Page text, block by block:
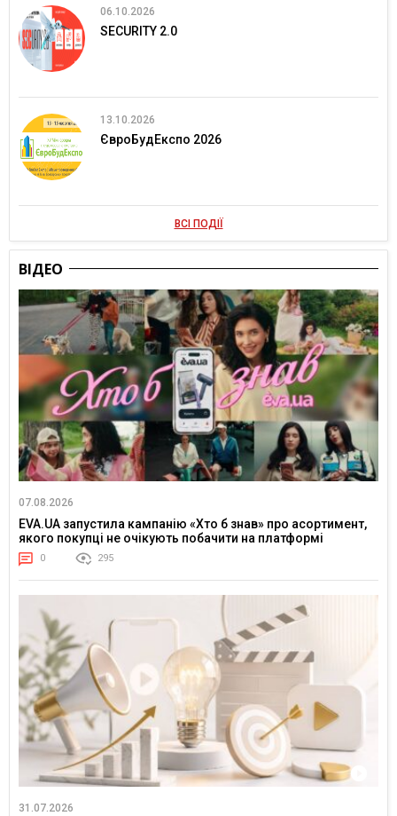
06.10.2026
SECURITY 2.0
13.10.2026
ЄвроБудЕкспо 2026
ВСІ ПОДІЇ
ВІДЕО
07.08.2026
EVA.UA запустила кампанію «Хто б знав» про асортимент,
якого покупці не очікують побачити на платформі
0 295
31.07.2026